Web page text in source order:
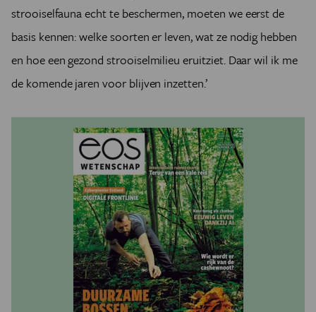
strooiselfauna echt te beschermen, moeten we eerst de
basis kennen: welke soorten er leven, wat ze nodig hebben
en hoe een gezond strooiselmilieu eruitziet. Daar wil ik me
de komende jaren voor blijven inzetten.’